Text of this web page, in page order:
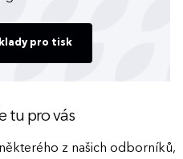
pro tisk
tu pro vás
z našich odborníků,